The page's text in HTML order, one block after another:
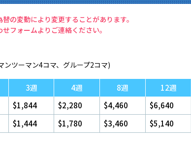
の変動により変更することがあります。
フォームよりご連絡ください。
ンツーマン4コマ、グループ2コマ)
3週 4週 8週 12週
$1,844
$2,280 $4,460 $6,640
$1,444
$1,780 $3,460 $5,140